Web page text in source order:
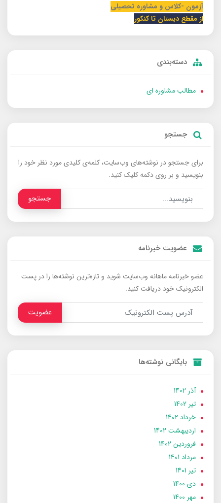
آزمون -کلاس و مشاوره تحصیلی
از مقطع دبستان تا کنکور
دسته‌بندی
مطالب مشاوره ای
جستجو
برای جستجو در نوشته‌های وب‌سایت، کلمه‌ی کلیدی مورد نظر خود را
بنویسید و بر روی دکمه کلیک کنید.
جستجو
عضویت خبرنامه
عضو خبرنامه ماهانه وب‌سایت شوید و تازه‌ترین نوشته‌ها را در پست
الکترونیک خود دریافت کنید.
عضویت
بایگانی نوشته‌ها
آذر 1402
تير 1402
خرداد 1402
ارديبهشت 1402
فروردین 1402
مرداد 1401
تير 1401
دی 1400
مهر 1400